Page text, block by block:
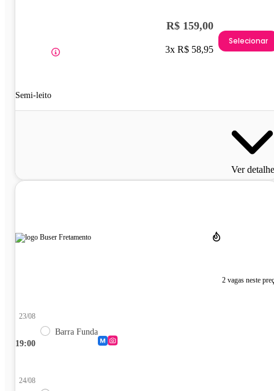
Semi-leito
R$ 159,00
3x R$ 58,95
Selecionar
Ver
2 vagas neste
19:00
23/08
Barra Funda
24/08